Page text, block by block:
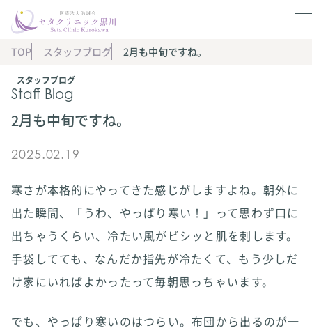
スタッフブログ
Staff Blog
TOP スタッフブログ 2月も中旬ですね。
2月も中旬ですね。
2025.02.19
寒さが本格的にやってきた感じがしますよね。朝外に
出た瞬間、「うわ、やっぱり寒い！」って思わず口に
出ちゃうくらい、冷たい風がビシッと肌を刺します。
手袋してても、なんだか指先が冷たくて、もう少しだ
け家にいればよかったって毎朝思っちゃいます。
でも、やっぱり寒いのはつらい。布団から出るのが一